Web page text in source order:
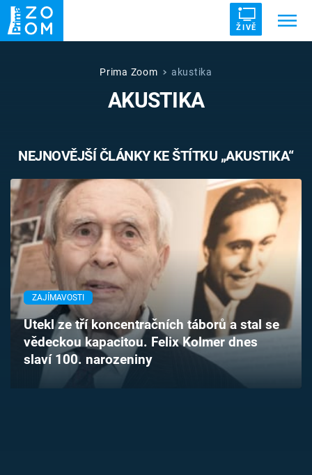
ŽIVĚ
UFO DRUHÁ SVĚTOVÁ VÁLKA
VETŘELCI DÁVNOVĚKU
Témata
Témata
Pořady
TV Program
Časopis
Sledujte prima+
Prima Zoom akustika
AKUSTIKA
NEJNOVĚJŠÍ ČLÁNKY KE ŠTÍTKU „AKUSTIKA“
ZAJÍMAVOSTI
Utekl ze tří koncentračních táborů a stal se
vědeckou kapacitou. Felix Kolmer dnes
slaví 100. narozeniny